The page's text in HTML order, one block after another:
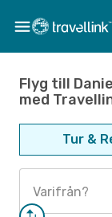
Flyg till
med
Tur &
Varifrån?